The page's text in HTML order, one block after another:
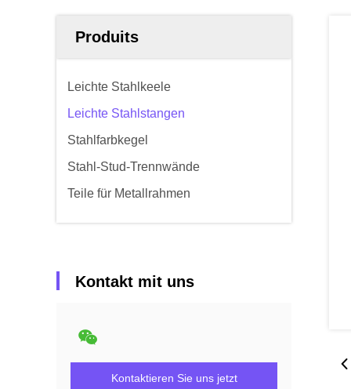
Produits
Leichte Stahlkeele
Leichte Stahlstangen
Stahlfarbkegel
Stahl-Stud-Trennwände
Teile für Metallrahmen
Kontakt mit uns
Kontaktieren Sie uns jetzt